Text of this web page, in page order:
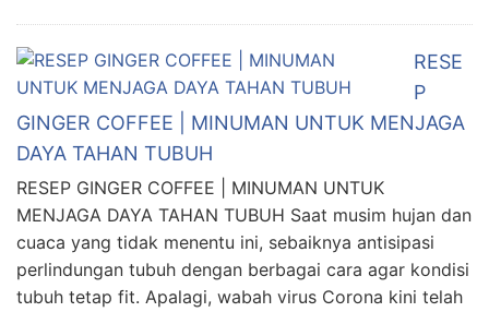
RESE
P
GINGER COFFEE | MINUMAN UNTUK MENJAGA
DAYA TAHAN TUBUH
RESEP GINGER COFFEE | MINUMAN UNTUK
MENJAGA DAYA TAHAN TUBUH Saat musim hujan dan
cuaca yang tidak menentu ini, sebaiknya antisipasi
perlindungan tubuh dengan berbagai cara agar kondisi
tubuh tetap fit. Apalagi, wabah virus Corona kini telah